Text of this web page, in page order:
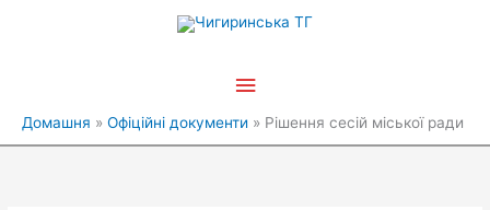
Головне
Домашня Офіційні документи Рішення сесій міської ради